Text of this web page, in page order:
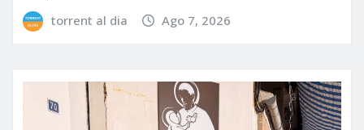
torrent al dia Ago 7, 2026